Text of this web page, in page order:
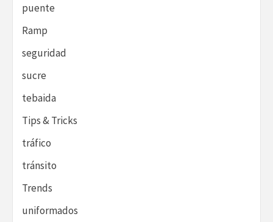
puente
Ramp
seguridad
sucre
tebaida
Tips & Tricks
tráfico
tránsito
Trends
uniformados